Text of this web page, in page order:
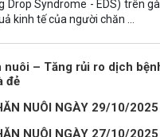
Drop Syndrome - EDS) trên
kinh tế của người chăn …
nuôi – Tăng rủi ro dịch
đẻ
NUÔI NGÀY 29/10/2025
NUÔI NGÀY 27/10/2025